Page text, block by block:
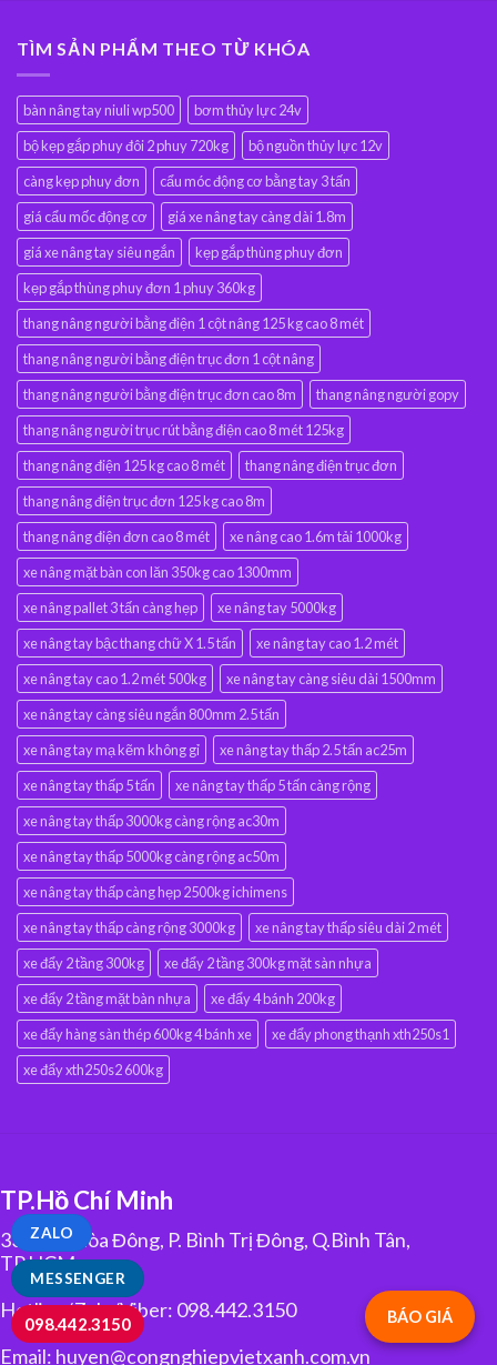
TÌM SẢN PHẨM THEO TỪ KHÓA
bàn nâng tay niuli wp500
bơm thủy lực 24v
bộ kẹp gắp phuy đôi 2 phuy 720kg
bộ nguồn thủy lực 12v
càng kẹp phuy đơn
cẩu móc động cơ bằng tay 3 tấn
giá cẩu mốc động cơ
giá xe nâng tay càng dài 1.8m
giá xe nâng tay siêu ngắn
kẹp gắp thùng phuy đơn
kẹp gắp thùng phuy đơn 1 phuy 360kg
thang nâng người bằng điện 1 cột nâng 125 kg cao 8 mét
thang nâng người bằng điện trục đơn 1 cột nâng
thang nâng người bằng điện trục đơn cao 8m
thang nâng người gopy
thang nâng người trục rút bằng điện cao 8 mét 125kg
thang nâng điện 125 kg cao 8 mét
thang nâng điện trục đơn
thang nâng điện trục đơn 125 kg cao 8m
thang nâng điện đơn cao 8 mét
xe nâng cao 1.6m tải 1000kg
xe nâng mặt bàn con lăn 350kg cao 1300mm
xe nâng pallet 3 tấn càng hẹp
xe nâng tay 5000kg
xe nâng tay bậc thang chữ X 1.5 tấn
xe nâng tay cao 1.2 mét
xe nâng tay cao 1.2 mét 500kg
xe nâng tay càng siêu dài 1500mm
xe nâng tay càng siêu ngắn 800mm 2.5 tấn
xe nâng tay mạ kẽm không gỉ
xe nâng tay thấp 2.5 tấn ac25m
xe nâng tay thấp 5 tấn
xe nâng tay thấp 5 tấn càng rộng
xe nâng tay thấp 3000kg càng rộng ac30m
xe nâng tay thấp 5000kg càng rộng ac50m
xe nâng tay thấp càng hẹp 2500kg ichimens
xe nâng tay thấp càng rộng 3000kg
xe nâng tay thấp siêu dài 2 mét
xe đẩy 2 tầng 300kg
xe đẩy 2 tầng 300kg mặt sàn nhựa
xe đẩy 2 tầng mặt bàn nhựa
xe đẩy 4 bánh 200kg
xe đẩy hàng sàn thép 600kg 4 bánh xe
xe đẩy phong thạnh xth250s1
xe đẩy xth250s2 600kg
TP.Hồ Chí Minh
334 Tân Hòa Đông, P. Bình Trị Đông, Q.Bình Tân,
TP.HCM
Hotline/Zalo/Viber: 098.442.3150
Email: huyen@congnghiepvietxanh.com.vn
BÁO GIÁ
MESSENGER
ZALO
098.442.3150